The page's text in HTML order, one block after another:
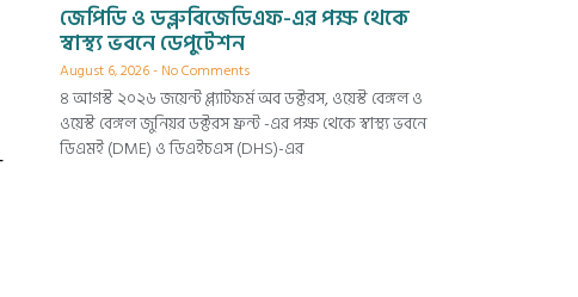
জেপিডি ও ডব্লুবিজেডিএফ-এর পক্ষ থেকে
স্বাস্থ্য ভবনে ডেপুটেশন
August 6, 2026 No Comments
৪ আগস্ট ২০২৬ জয়েন্ট প্ল্যাটফর্ম অব ডক্টরস, ওয়েস্ট বেঙ্গল ও
ওয়েস্ট বেঙ্গল জুনিয়র ডক্টরস ফ্রন্ট -এর পক্ষ থেকে স্বাস্থ্য ভবনে
ডিএমই (DME) ও ডিএইচএস (DHS)-এর